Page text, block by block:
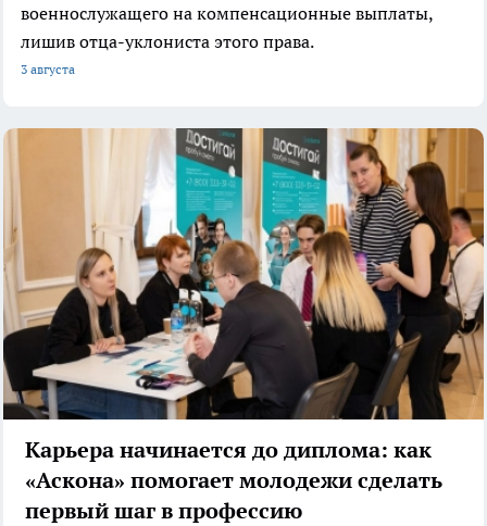
военнослужащего на компенсационные выплаты,
лишив отца-уклониста этого права.
3 августа
Карьера начинается до диплома: как
«Аскона» помогает молодежи сделать
первый шаг в профессию